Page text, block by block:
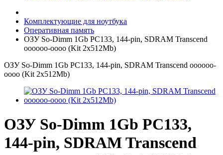
Комплектующие для ноутбука
Оперативная память
ОЗУ So-Dimm 1Gb PC133, 144-pin, SDRAM Transcend
оооооо-оооо (Kit 2x512Mb)
ОЗУ So-Dimm 1Gb PC133, 144-pin, SDRAM Transcend оооооо-
оооо (Kit 2x512Mb)
ОЗУ So-Dimm 1Gb PC133,
144-pin, SDRAM Transcend